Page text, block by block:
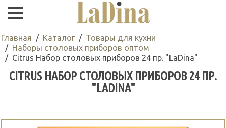
Главная Каталог
Товары для кухни
Наборы столовых приборов оптом
Citrus Набор столовых приборов 24 пр. "LaDina"
CITRUS НАБОР СТОЛОВЫХ ПРИБОРОВ 24 ПР.
"LADINA"